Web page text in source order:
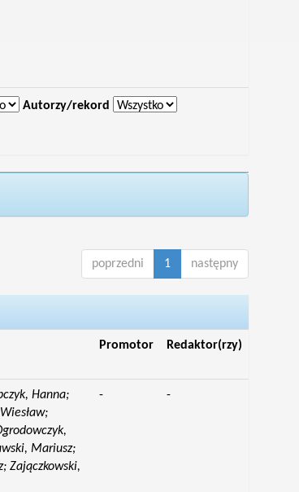
Autorzy/rekord
poprzedni 1 następny
Promotor Redaktor(rzy)
Hanna;
Mariusz;
Zajączkowski,
- -